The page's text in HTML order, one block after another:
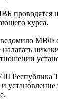
курса.
МВФ